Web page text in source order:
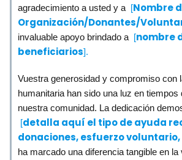
agradecimiento a usted y a [Nombre
Organización/Donantes/
invaluable apoyo brindado a [nombre
beneficiarios].
Vuestra generosidad y compromiso con
humanitaria han sido una luz en tiempos
nuestra comunidad. La dedicación
[detalla aquí el tipo de ayuda
donaciones, esfuerzo
ha marcado una diferencia tangible en la